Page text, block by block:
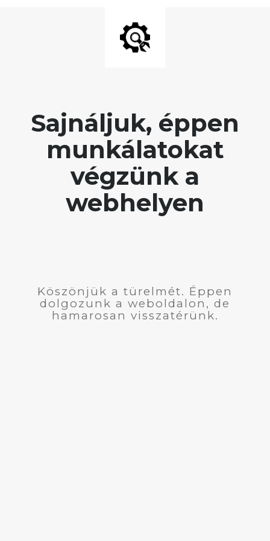
Sajnáljuk, éppen
munkálatokat
végzünk a
webhelyen
Köszönjük a türelmét. Éppen
dolgozunk a weboldalon, de
hamarosan visszatérünk.